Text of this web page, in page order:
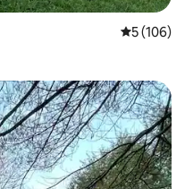
レビュー
5 (106)